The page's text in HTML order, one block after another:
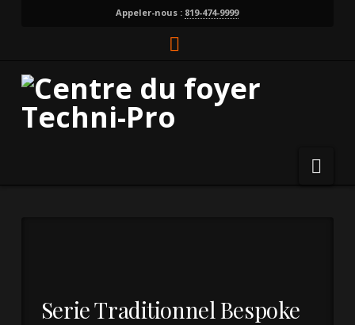
Appeler-nous : 819-474-9999
Serie Traditionnel Bespoke